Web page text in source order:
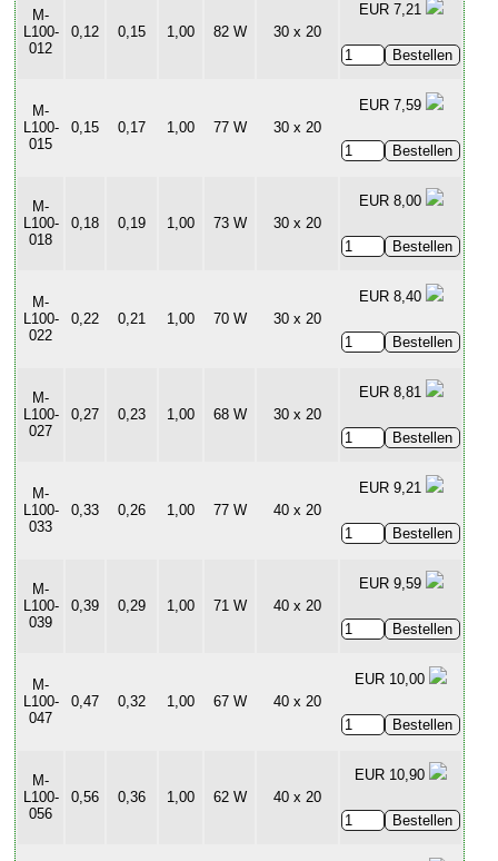
M-
L100-
012
0,12 0,15 1,00 82 W 30 x 20
EUR 7,21
M-
L100-
015
0,15 0,17 1,00 77 W 30 x 20
EUR 7,59
M-
L100-
018
0,18 0,19 1,00 73 W 30 x 20
EUR 8,00
M-
L100-
022
0,22 0,21 1,00 70 W 30 x 20
EUR 8,40
M-
L100-
027
0,27 0,23 1,00 68 W 30 x 20
EUR 8,81
M-
L100-
033
0,33 0,26 1,00 77 W 40 x 20
EUR 9,21
M-
L100-
039
0,39 0,29 1,00 71 W 40 x 20
EUR 9,59
M-
L100-
047
0,47 0,32 1,00 67 W 40 x 20
EUR 10,00
M-
L100-
056
0,56 0,36 1,00 62 W 40 x 20
EUR 10,90